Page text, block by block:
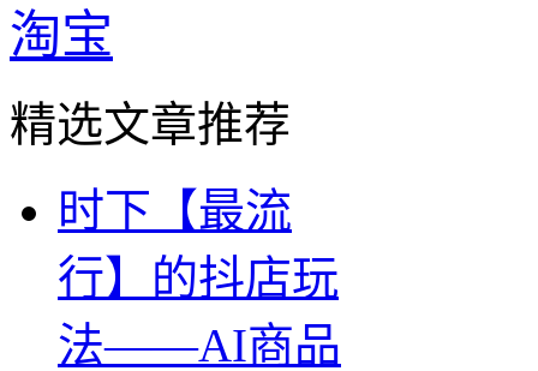
淘宝
精选文章推荐
时下【最流
行】的抖店玩
法——AI商品